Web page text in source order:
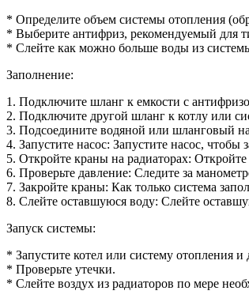
* Определите объем системы отопления
* Выберите антифриз, рекомендуемый для
* Слейте как можно больше воды из
Заполнение:
1. Подключите шланг к емкости с
2. Подключите другой шланг к котлу или
3. Подсоедините водяной или шланговый
4. Запустите насос: Запустите насос, чтобы
5. Откройте краны на радиаторах:
6. Проверьте давление: Следите за
7. Закройте краны: Как только система
8. Слейте оставшуюся воду: Слейте
Запуск системы:
* Запустите котел или систему отопления и
* Проверьте утечки.
* Слейте воздух из радиаторов по мере